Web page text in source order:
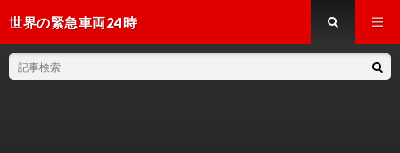
世界の緊急車両24時